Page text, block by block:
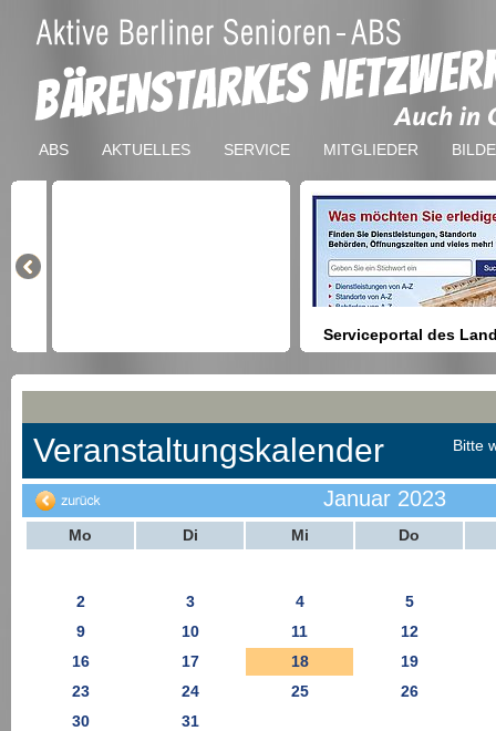
ABS AKTUELLES SERVICE MITGLIEDER
Serviceportal des
Berlin
Anmeldung bei Ämtern usw.
Veranstaltungskalender Bitte
Januar 2023
Mo Di Mi Do
2 3 4
5
9
10 11
12
16
17 18
19
23
24 25
26
30
31